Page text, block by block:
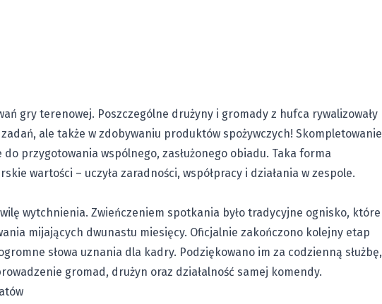
gry terenowej. Poszczególne drużyny i gromady z hufca rywalizowały
ale także w zdobywaniu produktów spożywczych! Skompletowanie
przygotowania wspólnego, zasłużonego obiadu. Taka forma
wartości – uczyła zaradności, współpracy i działania w zespole.
wytchnienia. Zwieńczeniem spotkania było tradycyjne ognisko, które
mijających dwunastu miesięcy. Oficjalnie zakończono kolejny etap
słowa uznania dla kadry. Podziękowano im za codzienną służbę,
gromad, drużyn oraz działalność samej komendy.